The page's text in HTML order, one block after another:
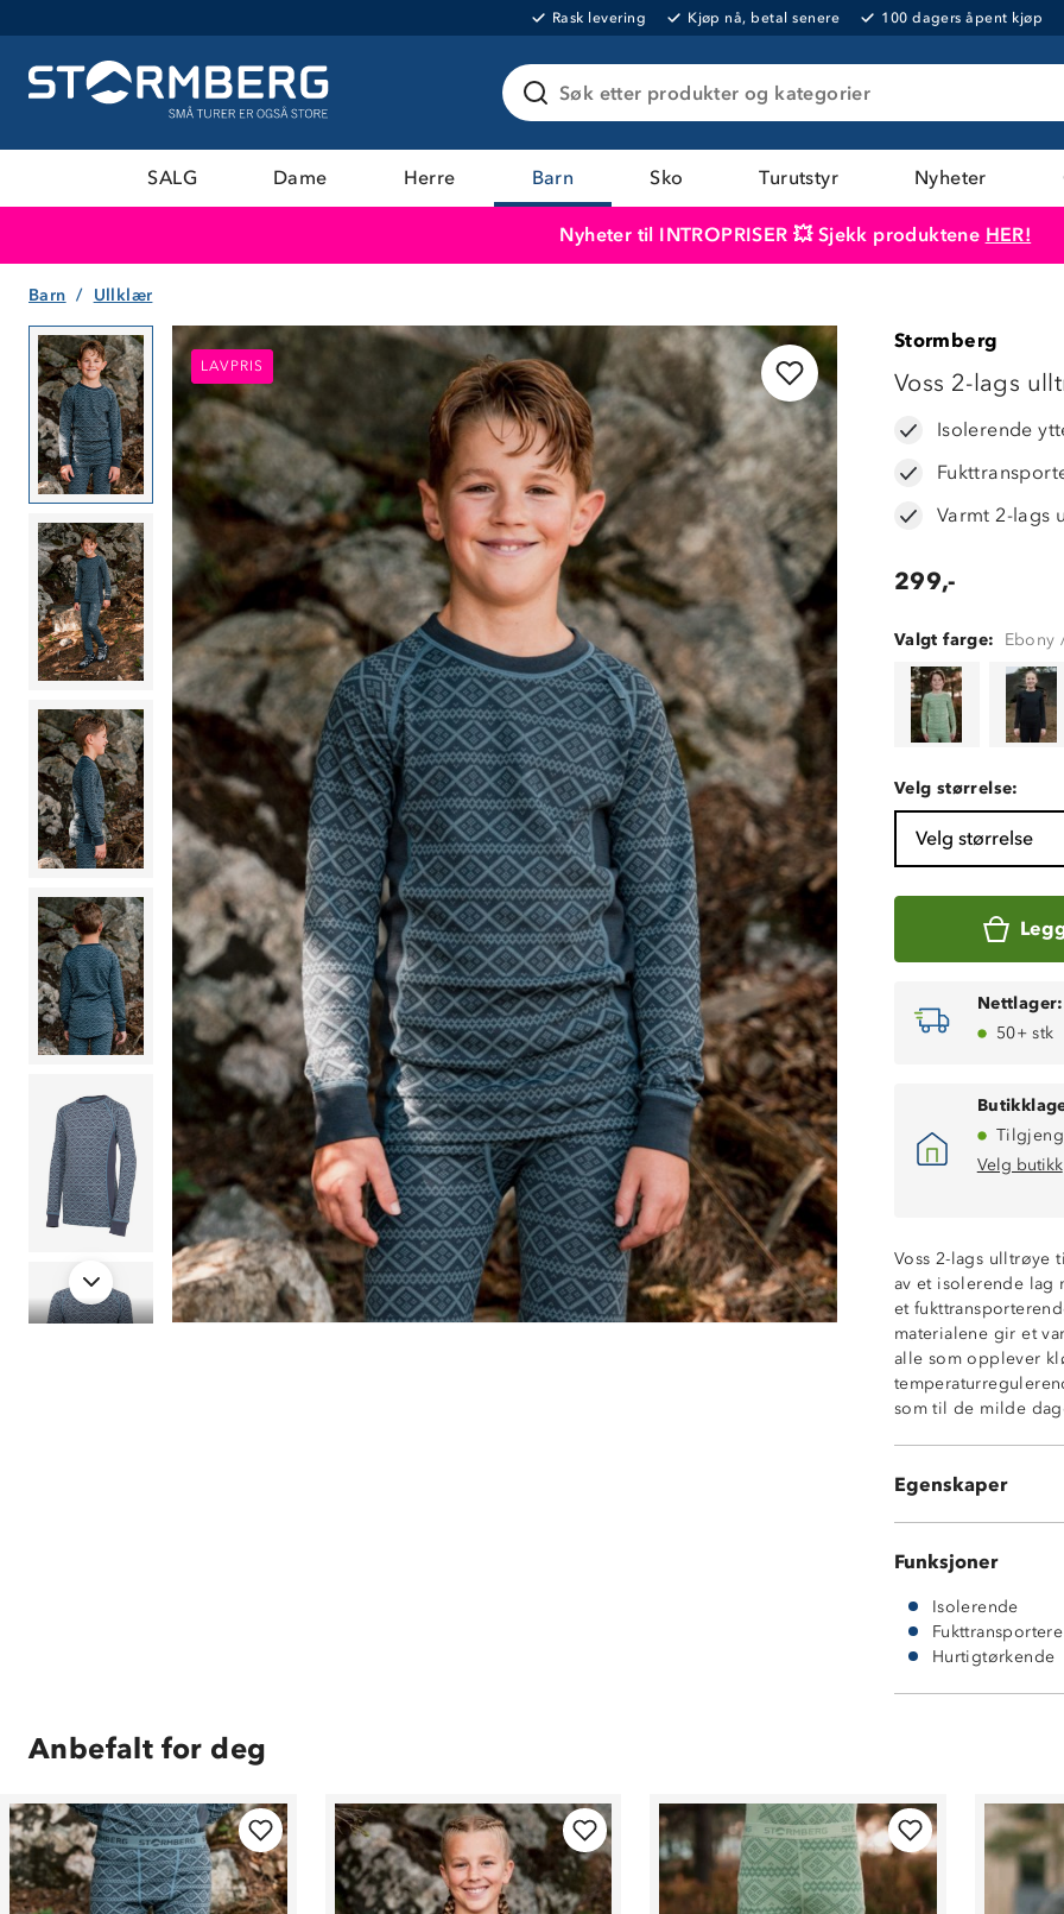
Rask levering Kjøp nå, betal senere 100 dagers åpent kjøp
Søk etter produkter og kategorier
SALG Dame Herre Barn Sko Turutstyr Nyheter
Nyheter til INTROPRISER 💥 Sjekk produktene HER!
Barn Ullklær
LAVPRIS
LAVPRIS
Stormberg
Voss 2-lags
Isolerende
Varmt 2-lags
299,-
Valgt farge: Ebony
Velg størrelse:
Velg størrelse
Nettlager:
50+ stk
Velg butikk
Voss 2-lags ulltrøye
av et isolerende lag
et
materialene gir et
alle som opplever
som til de milde
Egenskaper
Isolerende
Varmt 2-lags
ØkoTex®
Funksjoner
Isolerende
Hurtigtørkende
Anbefalt for deg